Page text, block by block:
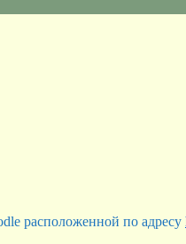
расположенной по адресу